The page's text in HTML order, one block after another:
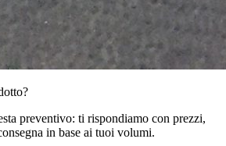
preventivo: ti rispondiamo con prezzi,
in base ai tuoi volumi.